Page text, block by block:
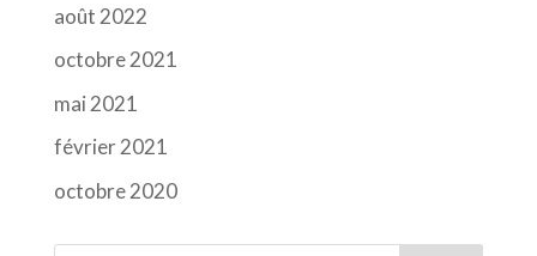
août 2022
octobre 2021
mai 2021
février 2021
octobre 2020